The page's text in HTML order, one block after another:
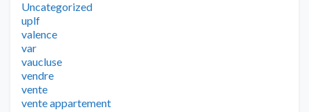
Uncategorized
uplf
valence
var
vaucluse
vendre
vente
vente appartement